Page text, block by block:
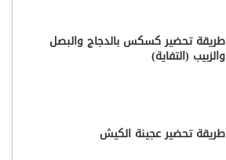
طريقة تحضير كسكس بالدجاج والبصل
والزبيب (التفاية)
طريقة تحضير عجينة الكيش